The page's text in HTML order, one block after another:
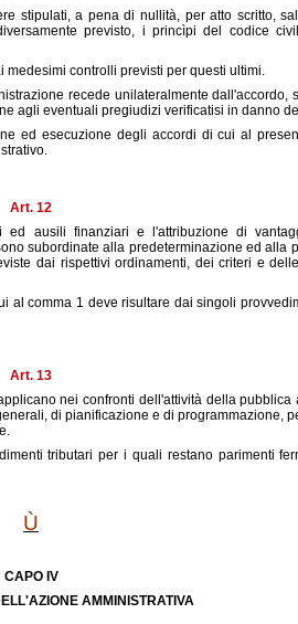
stipulati, a pena di nullità, per atto scritto,
previsto, i princìpi del codice
medesimi controlli previsti per questi ultimi.
recede unilateralmente dall'accordo,
agli eventuali pregiudizi verificatisi in danno
ed esecuzione degli accordi di cui al
Art. 12
ed ausili finanziari e l'attribuzione di
subordinate alla predeterminazione ed alla
dai rispettivi ordinamenti, dei criteri e
al comma 1 deve risultare dai singoli
Art. 13
nei confronti dell'attività della pubblica
di pianificazione e di programmazione,
tributari per i quali restano parimenti
Ù
CAPO IV
AMMINISTRATIVA